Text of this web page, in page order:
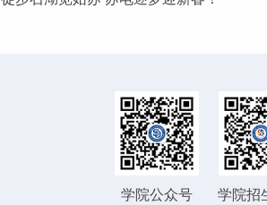
学院公众号 学院招